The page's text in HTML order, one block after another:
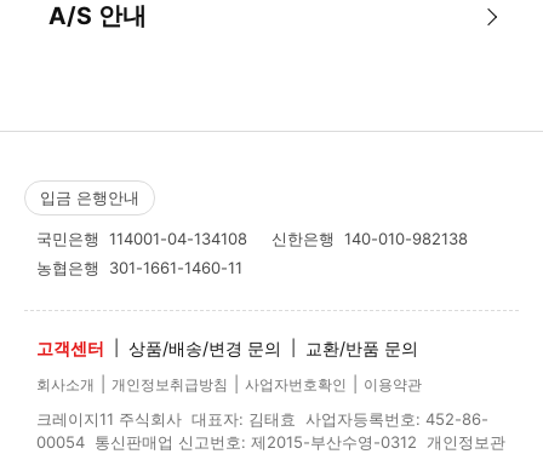
A/S 안내
입금 은행안내
국민은행 114001-04-134108 신한은행 140-010-982138
농협은행 301-1661-1460-11
고객센터 상품/배송/변경 문의 교환/반품 문의
회사소개 개인정보취급방침 사업자번호확인 이용약관
크레이지11 주식회사 대표자: 김태효 사업자등록번호: 452-86-
00054 통신판매업 신고번호: 제2015-부산수영-0312 개인정보관